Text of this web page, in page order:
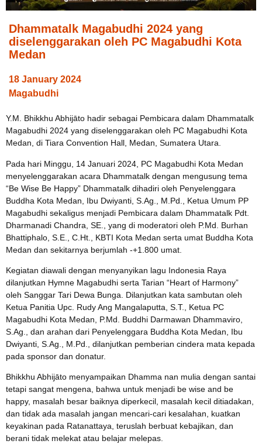
Dhammatalk Magabudhi 2024 yang
diselenggarakan oleh PC Magabudhi Kota
Medan
18 January 2024
Magabudhi
Y.M. Bhikkhu Abhijāto hadir sebagai Pembicara dalam Dhammatalk
Magabudhi 2024 yang diselenggarakan oleh PC Magabudhi Kota
Medan, di Tiara Convention Hall, Medan, Sumatera Utara.
Pada hari Minggu, 14 Januari 2024, PC Magabudhi Kota Medan
menyelenggarakan acara Dhammatalk dengan mengusung tema
“Be Wise Be Happy” Dhammatalk dihadiri oleh Penyelenggara
Buddha Kota Medan, Ibu Dwiyanti, S.Ag., M.Pd., Ketua Umum PP
Magabudhi sekaligus menjadi Pembicara dalam Dhammatalk Pdt.
Dharmanadi Chandra, SE., yang di moderatori oleh P.Md. Burhan
Bhattiphalo, S.E., C.Ht., KBTI Kota Medan serta umat Buddha Kota
Medan dan sekitarnya berjumlah -+1.800 umat.
Kegiatan diawali dengan menyanyikan lagu Indonesia Raya
dilanjutkan Hymne Magabudhi serta Tarian “Heart of Harmony”
oleh Sanggar Tari Dewa Bunga. Dilanjutkan kata sambutan oleh
Ketua Panitia Upc. Rudy Ang Mangalaputta, S.T., Ketua PC
Magabudhi Kota Medan, P.Md. Buddhi Darmawan Dhammaviro,
S.Ag., dan arahan dari Penyelenggara Buddha Kota Medan, Ibu
Dwiyanti, S.Ag., M.Pd., dilanjutkan pemberian cindera mata kepada
pada sponsor dan donatur.
Bhikkhu Abhijāto menyampaikan Dhamma nan mulia dengan santai
tetapi sangat mengena, bahwa untuk menjadi be wise and be
happy, masalah besar baiknya diperkecil, masalah kecil ditiadakan,
dan tidak ada masalah jangan mencari-cari kesalahan, kuatkan
keyakinan pada Ratanattaya, teruslah berbuat kebajikan, dan
berani tidak melekat atau belajar melepas.